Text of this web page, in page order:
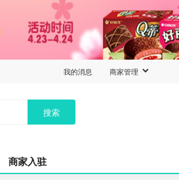
商家管理 
我的消息
搜索
商家入驻